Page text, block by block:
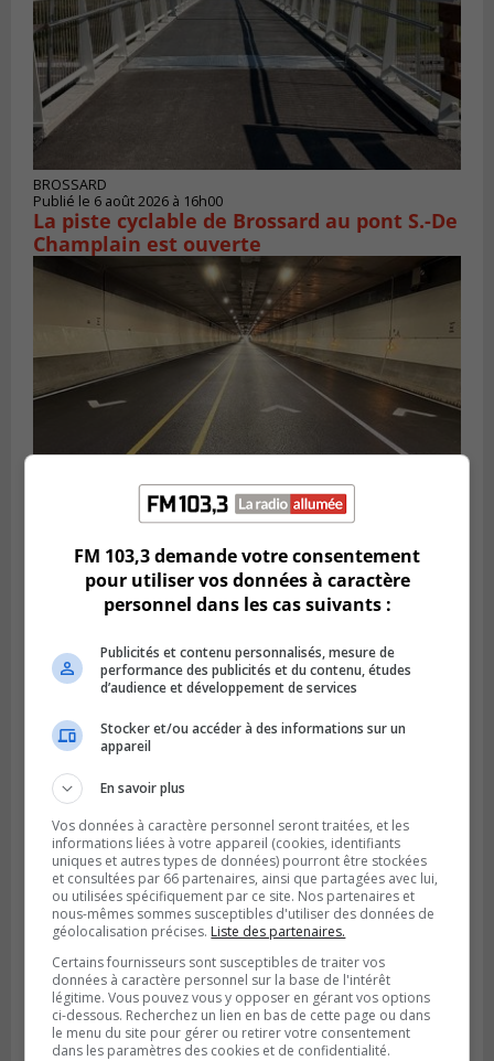
BROSSARD
Publié le 6 août 2026 à 16h00
La piste cyclable de Brossard au pont S.-De
Champlain est ouverte
Publié le 6 août 2026 à 14h50
Le tube nord du pont-tunnel Louis-
Hippolyte-La Fontaine se dote d’une
nouvelle chaussée
BOUCHERVILLE
Publié le 5 août 2026 à 15h25
Le MTMD annonce des fermetures sur
l’autoroute 20 à Boucherville
FM 103,3 demande votre consentement
pour utiliser vos données à caractère
personnel dans les cas suivants :
Publicités et contenu personnalisés, mesure de
performance des publicités et du contenu, études
d’audience et développement de services
Stocker et/ou accéder à des informations sur un
appareil
En savoir plus
Vos données à caractère personnel seront traitées, et les
informations liées à votre appareil (cookies, identifiants
uniques et autres types de données) pourront être stockées
et consultées par 66 partenaires, ainsi que partagées avec lui,
ou utilisées spécifiquement par ce site. Nos partenaires et
nous-mêmes sommes susceptibles d'utiliser des données de
géolocalisation précises. Liste des partenaires.
Certains fournisseurs sont susceptibles de traiter vos
données à caractère personnel sur la base de l'intérêt
légitime. Vous pouvez vous y opposer en gérant vos options
ci-dessous. Recherchez un lien en bas de cette page ou dans
le menu du site pour gérer ou retirer votre consentement
dans les paramètres des cookies et de confidentialité.